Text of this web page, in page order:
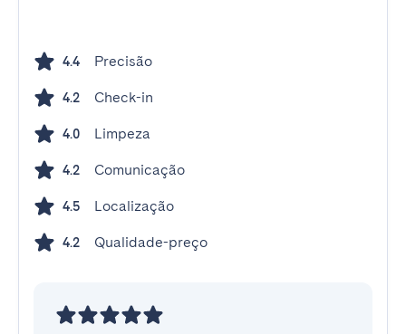
4.4 Precisão
4.2 Check-in
4.0 Limpeza
4.2 Comunicação
4.5 Localização
4.2 Qualidade-preço